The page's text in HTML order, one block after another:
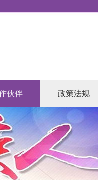
伙伴 政策法规